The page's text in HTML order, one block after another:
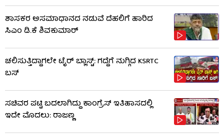
ಶಾಸಕರ ಅಸಮಾಧಾನದ ನಡುವೆ ದೆಹಲಿಗೆ ಹಾರಿದ
ಸಿಎಂ ಡಿ.ಕೆ ಶಿವಕುಮಾರ್
ಚಲಿಸುತ್ತಿದ್ದಾಗಲೇ ಟೈರ್ ಬ್ಲಾಸ್ಟ್: ಗದ್ದೆಗೆ ನುಗ್ಗಿದ KSRTC
ಬಸ್​​
ಸಚಿವರ ಪಟ್ಟಿ ಬದಲಾಗಿದ್ದು ಕಾಂಗ್ರೆಸ್ ಇತಿಹಾಸದಲ್ಲಿ
ಇದೇ ಮೊದಲು: ರಾಜಣ್ಣ